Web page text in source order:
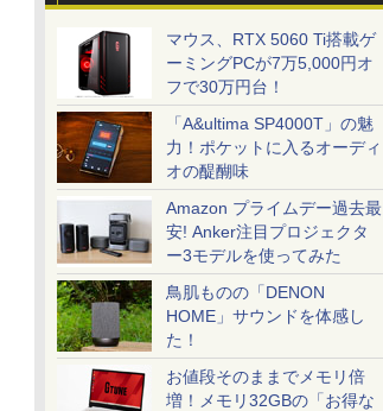
マウス、RTX 5060 Ti搭載ゲ
ーミングPCが7万5,000円オ
フで30万円台！
「A&ultima SP4000T」の魅
力！ポケットに入るオーディ
オの醍醐味
Amazon プライムデー過去最
安! Anker注目プロジェクタ
ー3モデルを使ってみた
鳥肌ものの「DENON
HOME」サウンドを体感し
た！
お値段そのままでメモリ倍
増！メモリ32GBの「お得な